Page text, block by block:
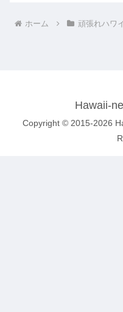
ホーム 頑張れハワ
Hawaii-
Copyright © 2015-2026